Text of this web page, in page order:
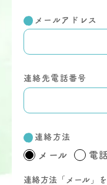
メールアドレス
連絡先電話番号
連絡方法
メール 電話
連絡方法「メール」